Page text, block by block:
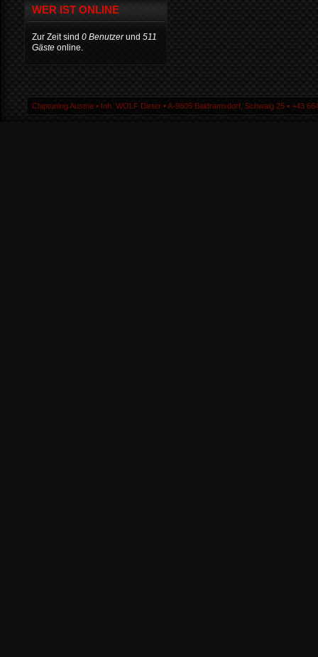
WER IST ONLINE
Zur Zeit sind 0 Benutzerund 511
Gäste online.
Chiptuning Austria ▪ Inh. WOLF Dieter ▪ A-9805 Baldramsdorf, Schwaig 25 ▪ +43